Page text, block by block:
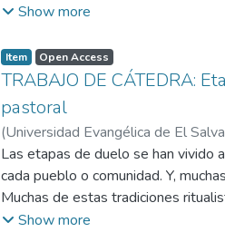
alcanzado a convertirse en
19.
Show more
Item Open Access
TRABAJO DE CÁTEDRA:
pastoral
(Universidad Evangélica de El
Las etapas de duelo se han vivido
cada pueblo o comunidad. Y,
Muchas de estas tradiciones
de la muerte a un ser querido,
Show more